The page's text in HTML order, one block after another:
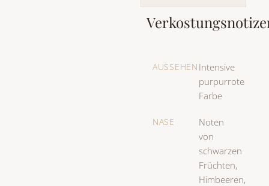
AUSSEHEN Intensive
purpurrote
Farbe
NASE
Noten
von
schwarzen
Früchten,
Himbeeren,